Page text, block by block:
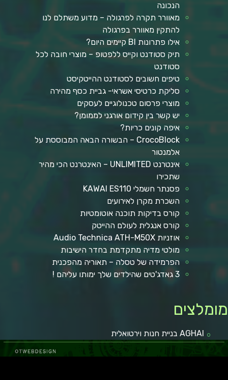
הנכונה
מאוורר תקרה לפרגולה – מדוע משתלם לנו
להתקין מאוורר בפרגולה
אילו פתרונות BI קיימים היום?
תיק סטודנט וקייס ללפטופ – מוצרי חובה לכל
סטודנט
טיפים חשובים לסטודנט ההייטקיסט
סליקת כרטיסי אשראי- גביית כסף מהירה
מוצרי פרסום טכנולוגיים לעסקים
יש קשר בין קידום אורגני לממומן?
איפה קונים כריות?
CrocoBlock – הבשורה הבאה המבוססת על
אלמנטור
אינטרנט UNLIMITED – האינטרנט הכי מהיר
שתכירו
פסנתר חשמלי KAWAI ES110
השכרת מקרן לאירועים
קורס בדיקות תוכנה אוטומטיות
קורס אנגלית לעולם ההייטק
אוזניות Audio Technica ATH-M50X
מולטי מדיה מתקדמת בחדר הישיבות
הפרמידה של טסלה – תאוריה מהפכנית
3 גאדג'טים שהילדים שלך ימותו עליהם !
AGHAI בניית חנות וירטואלית